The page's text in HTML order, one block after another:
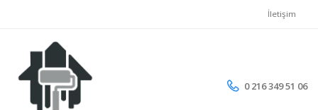
İletişim
0 216 349 51 06